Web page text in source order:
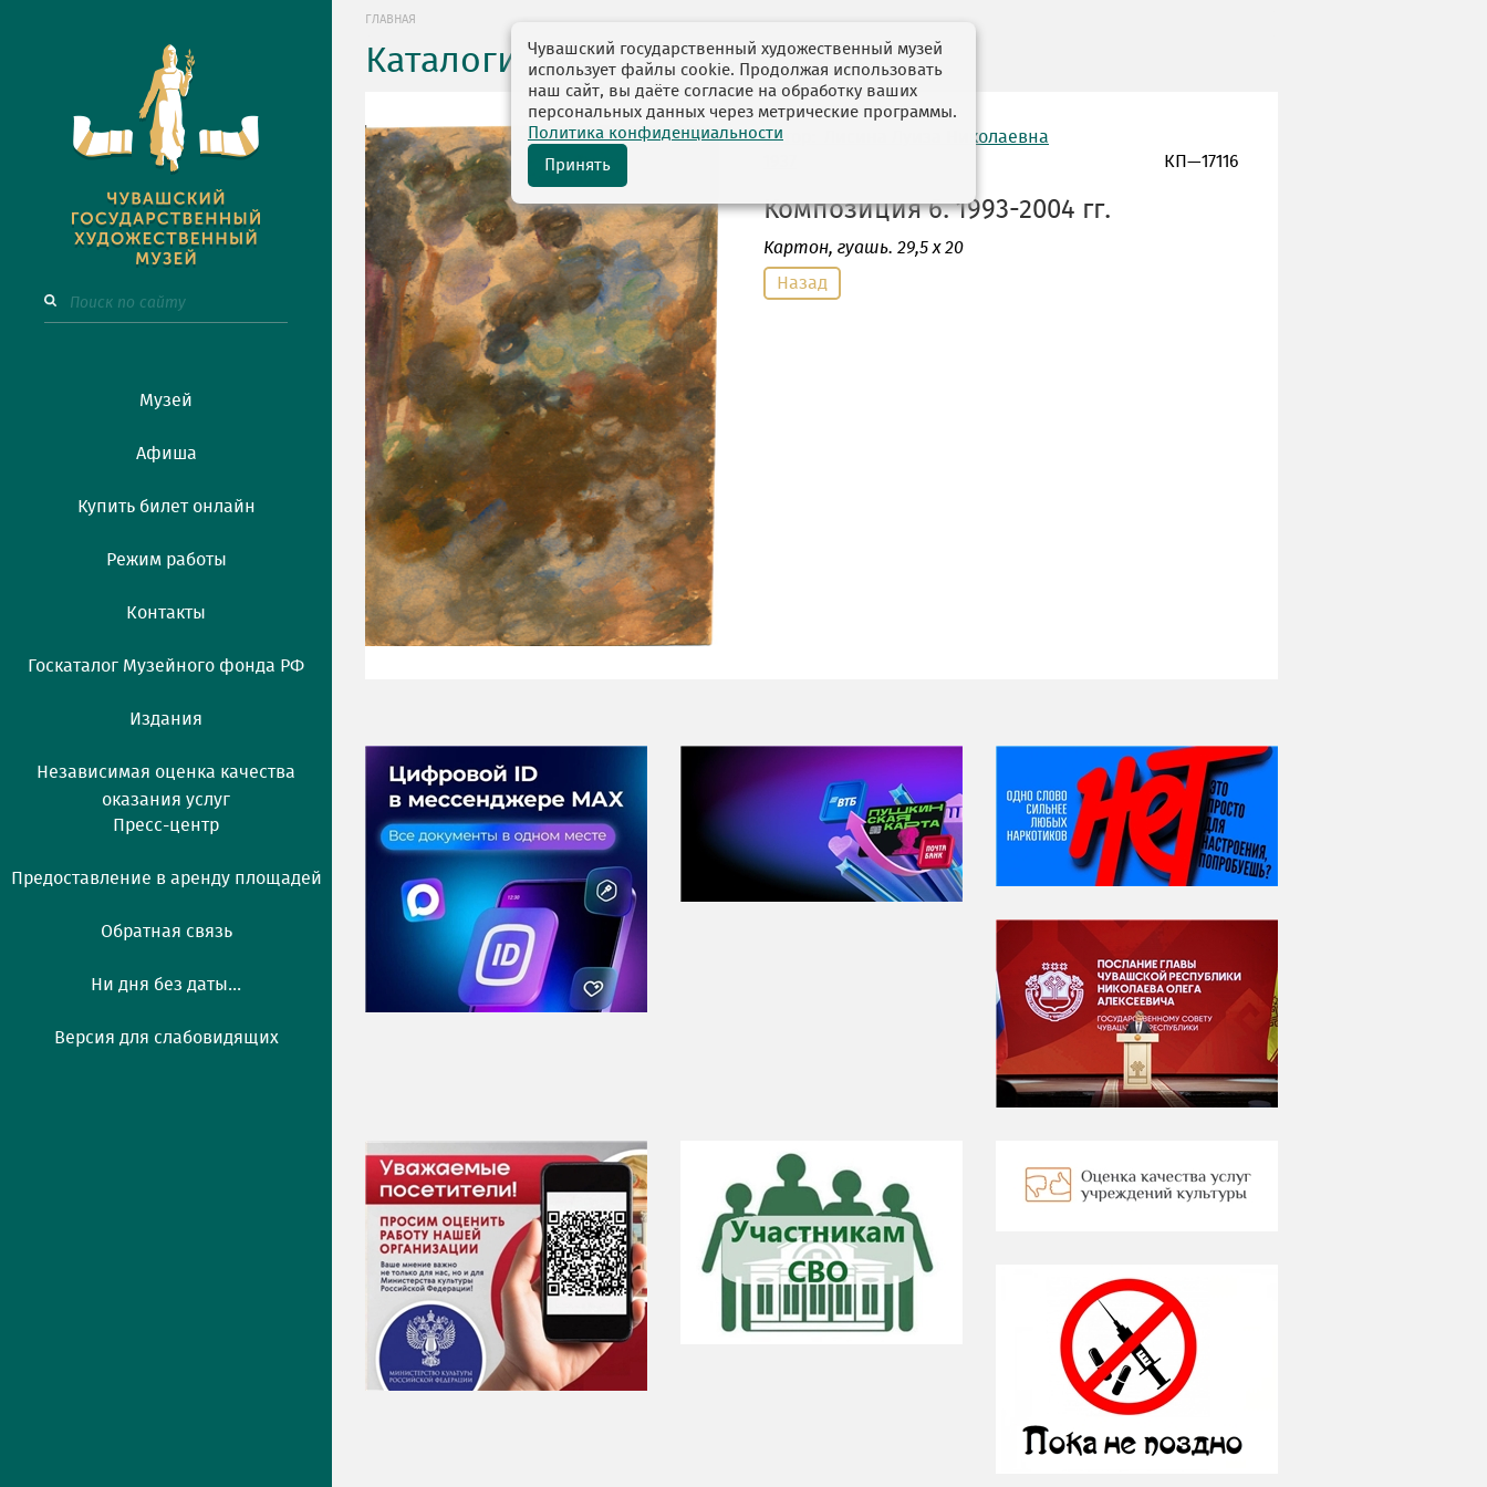
Музей
Афиша
Купить билет онлайн
Режим работы
Контакты
Госкаталог Музейного фонда РФ
Издания
Независимая оценка качества
оказания услуг
Пресс-центр
Предоставление в аренду площадей
Обратная связь
Ни дня без даты...
Версия для слабовидящих
ГЛАВНАЯ
Каталоги выставок
автор: Лисина Луиза Николаевна
КП—17116
Композиция 6. 1993-2004 гг.
Картон, гуашь. 29,5 х 20
Назад
НИ ДНЯ БЕЗ ДАТЫ...
06 августа
Яков Яковлевич
Вебер
Чувашский государственный художественный музей
использует файлы cookie. Продолжая использовать
наш сайт, вы даёте согласие на обработку ваших
персональных данных через метрические программы.
Политика конфиденциальности
Принять